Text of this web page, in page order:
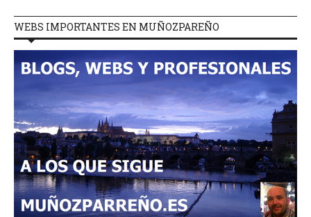
WEBS IMPORTANTES EN MUÑOZPAREÑO